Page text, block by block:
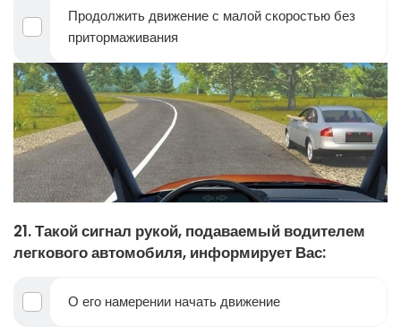
Продолжить движение с малой скоростью без
притормаживания
21. Такой сигнал рукой, подаваемый водителем
легкового автомобиля, информирует Вас:
О его намерении начать движение